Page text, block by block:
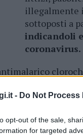
- Do Not
opt-out of the sale,
for targeted
illegalmente
sottoposti a
indicandoli
coronavirus.
degli studi